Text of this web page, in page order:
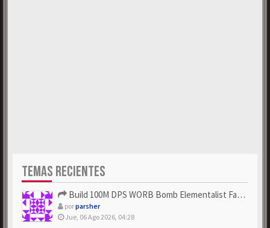
TEMAS RECIENTES
Build 100M DPS WORB Bomb Elementalist Fast - Grab POE Curren...
porparsher
Jue, 06 Ago 2026, 04:28